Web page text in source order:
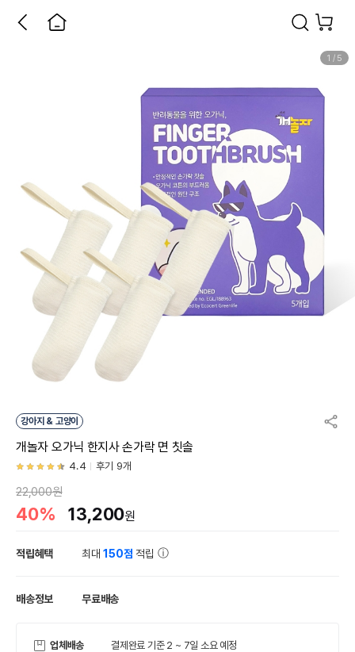
1 / 5
강아지 & 고양이
개놀자 오가닉 한지사 손가락 면 칫솔
4.4 후기 9개
22,000원
40% 13,200원
적립혜택 최대150점 적립
배송정보 무료배송
업체배송 결제완료 기준 2 ~ 7일 소요 예정